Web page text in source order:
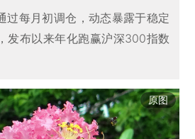
过每月初调仓，动态暴露于稳定
发布以来年化跑赢沪深300指数
原图